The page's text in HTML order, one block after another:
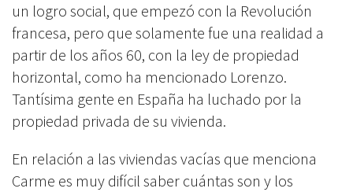
un logro social, que empezó con la Revolución
francesa, pero que solamente fue una realidad a
partir de los años 60, con la ley de propiedad
horizontal, como ha mencionado Lorenzo.
Tantísima gente en España ha luchado por la
propiedad privada de su vivienda.
En relación a las viviendas vacías que menciona
Carme es muy difícil saber cuántas son y los